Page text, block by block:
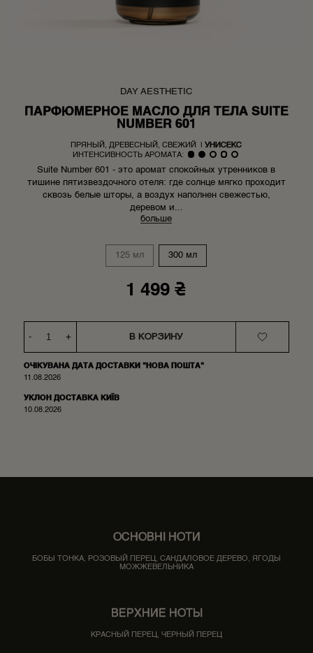
DAY AESTHETIC
ПАРФЮМЕРНОЕ МАСЛО ДЛЯ ТЕЛА SUITE
NUMBER 601
ПРЯНЫЙ, ДРЕВЕСНЫЙ, СВЕЖИЙ |УНИСЕКС
ИНТЕНСИВНОСТЬ АРОМАТА:
Suite Number 601 - это аромат спокойных утренников в
тишине пятизвездочного отеля: где солнце мягко проходит
сквозь белые шторы, а воздух наполнен свежестью,
деревом и...
больше
125 мл 300 мл
1 499 ₴
- + В КОРЗИНУ
ОЧІКУВАНА ДАТА ДОСТАВКИ "НОВА ПОШТА"
11.08.2026
УКЛОН ДОСТАВКА КИЇВ
10.08.2026
ОСНОВНІ НОТИ
БОБЫ ТОНКА, РОЗОВЫЙ ПЕРЕЦ, САНДАЛОВОЕ ДЕРЕВО, ЯГОДЫ
МОЖЖЕВЕЛЬНИКА
ВЕРХНИЕ НОТЫ
КРАСНЫЙ ПЕРЕЦ, ЧЕРНЫЙ ПЕРЕЦ